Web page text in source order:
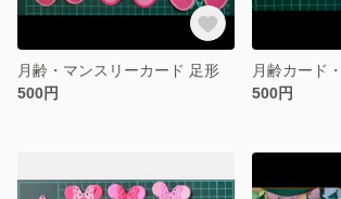
月齢・マンスリーカード 足形
500円
月齢カード
500円